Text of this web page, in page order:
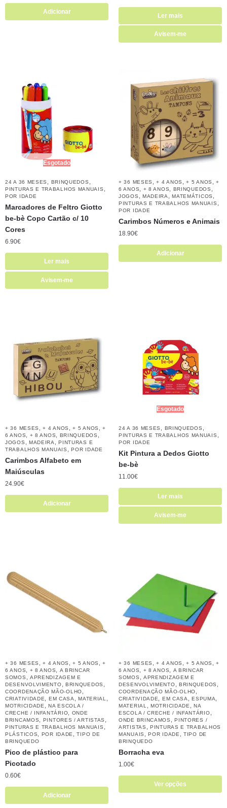
Adicionar
Ler mais
Avisem-me
Esgotado
24 A 36 MESES BRINQUEDOS
PINTURAS E TRABALHOS MANUAIS
POR IDADE
Marcadores de Feltro Giotto
be-bè Copo Cartão c/ 10
Cores
6.90€
Ler mais
Avisem-me
+ 36 MESES ,+ 4 ANOS ,+ 5 ANOS ,+
6 ANOS
+ 8 ANOS BRINQUEDOS
JOGOS MADEIRA ,MATEMÁTICOS
PINTURAS E TRABALHOS MANUAIS
POR IDADE
Carimbos Números e Animais
18.90€
Adicionar
+ 36 MESES ,+ 4 ANOS ,+ 5 ANOS ,+
6 ANOS
+ 8 ANOS BRINQUEDOS
JOGOS MADEIRA ,PINTURAS E
TRABALHOS MANUAIS
,POR IDADE
Carimbos Alfabeto em
Maiúsculas
24.90€
Adicionar
Esgotado
24 A 36 MESES BRINQUEDOS
PINTURAS E TRABALHOS MANUAIS
POR IDADE
Kit Pintura a Dedos Giotto
be-bè
11.00€
Ler mais
Avisem-me
+ 36 MESES ,+ 4 ANOS ,+ 5 ANOS ,+
6 ANOS
+ 8 ANOS
A BRINCAR
SOMOS
APRENDIZAGEM E
DESENVOLVIMENTO
BRINQUEDOS
COORDENAÇÃO MÃO-OLHO
CRIATIVIDADE EM CASA ,MATERIAL
MOTRICIDADE ,NA ESCOLA /
CRECHE / INFANTÁRIO
ONDE
BRINCAMOS
PINTORES / ARTISTAS
PINTURAS E TRABALHOS MANUAIS
PLÁSTICOS POR IDADE ,TIPO DE
BRINQUEDO
Pico de plástico para
Picotado
0.60€
Adicionar
+ 36 MESES ,+ 4 ANOS ,+ 5 ANOS ,+
6 ANOS
+ 8 ANOS
A BRINCAR
SOMOS
APRENDIZAGEM E
DESENVOLVIMENTO
BRINQUEDOS
COORDENAÇÃO MÃO-OLHO
CRIATIVIDADE EM CASA ,ESPUMA
MATERIAL ,MOTRICIDADE ,NA
ESCOLA / CRECHE / INFANTÁRIO
ONDE BRINCAMOS ,PINTORES /
ARTISTAS
,PINTURAS E TRABALHOS
MANUAIS
,POR IDADE ,TIPO DE
BRINQUEDO
Borracha eva
1.00€
Ver opções